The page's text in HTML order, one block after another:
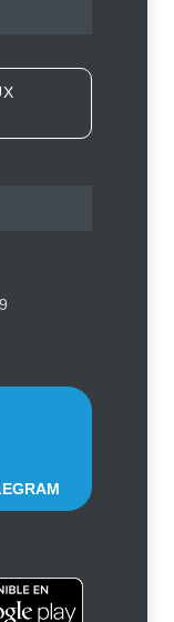
tombe
: l'urgence de
divisions
aux gangs